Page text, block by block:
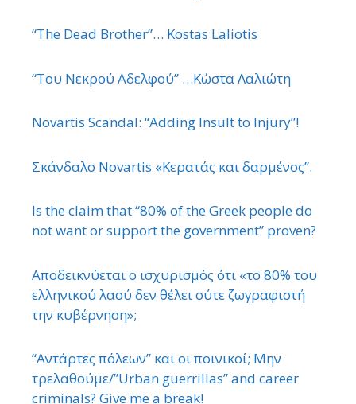
“The Dead Brother”… Kostas Laliotis
“Του Νεκρού Αδελφού” …Κώστα Λαλιώτη
Novartis Scandal: “Adding Insult to Injury”!
Σκάνδαλο Novartis «Κερατάς και δαρμένος”.
Is the claim that “80% of the Greek people do
not want or support the government” proven?
Αποδεικνύεται ο ισχυρισμός ότι «το 80% του
ελληνικού λαού δεν θέλει ούτε ζωγραφιστή
την κυβέρνηση»;
“Αντάρτες πόλεων” και οι ποινικοί; Μην
τρελαθούμε/”Urban guerrillas” and career
criminals? Give me a break!